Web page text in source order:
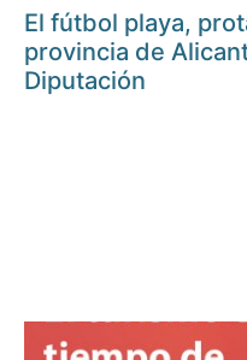
El fútbol playa,
provincia de
Diputación